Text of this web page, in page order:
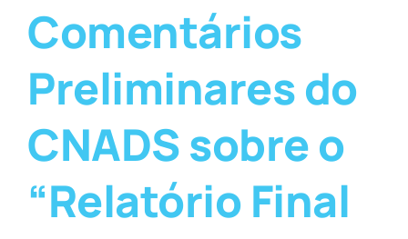
Comentários
Preliminares do
CNADS sobre o
“Relatório Final